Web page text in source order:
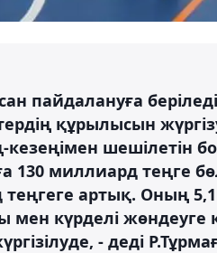
пайдалануға
құрылысын
кезеңімен шешілетін
130 миллиард теңге
артық. Оның 5,1
күрделі жөндеуге
- деді